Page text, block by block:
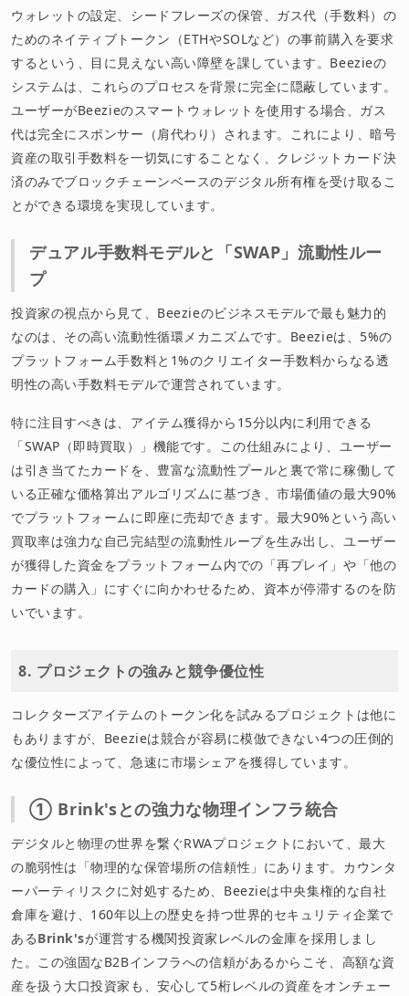
ウォレットの設定、シードフレーズの保管、ガス代（手数料）の
ためのネイティブトークン（ETHやSOLなど）の事前購入を要求
するという、目に見えない高い障壁を課しています。Beezieの
システムは、これらのプロセスを背景に完全に隠蔽しています。
ユーザーがBeezieのスマートウォレットを使用する場合、ガス
代は完全にスポンサー（肩代わり）されます。これにより、暗号
資産の取引手数料を一切気にすることなく、クレジットカード決
済のみでブロックチェーンベースのデジタル所有権を受け取るこ
とができる環境を実現しています。
デュアル手数料モデルと「SWAP」流動性ルー
プ
投資家の視点から見て、Beezieのビジネスモデルで最も魅力的
なのは、その高い流動性循環メカニズムです。Beezieは、5%の
プラットフォーム手数料と1%のクリエイター手数料からなる透
明性の高い手数料モデルで運営されています。
特に注目すべきは、アイテム獲得から15分以内に利用できる
「SWAP（即時買取）」機能です。この仕組みにより、ユーザー
は引き当てたカードを、豊富な流動性プールと裏で常に稼働して
いる正確な価格算出アルゴリズムに基づき、市場価値の最大90%
でプラットフォームに即座に売却できます。最大90%という高い
買取率は強力な自己完結型の流動性ループを生み出し、ユーザー
が獲得した資金をプラットフォーム内での「再プレイ」や「他の
カードの購入」にすぐに向かわせるため、資本が停滞するのを防
いでいます。
8. プロジェクトの強みと競争優位性
コレクターズアイテムのトークン化を試みるプロジェクトは他に
もありますが、Beezieは競合が容易に模倣できない4つの圧倒的
な優位性によって、急速に市場シェアを獲得しています。
① Brink'sとの強力な物理インフラ統合
デジタルと物理の世界を繋ぐRWAプロジェクトにおいて、最大
の脆弱性は「物理的な保管場所の信頼性」にあります。カウンタ
ーパーティリスクに対処するため、Beezieは中央集権的な自社
倉庫を避け、160年以上の歴史を持つ世界的セキュリティ企業で
あるBrink'sが運営する機関投資家レベルの金庫を採用しまし
た。この強固なB2Bインフラへの信頼があるからこそ、高額な資
産を扱う大口投資家も、安心して5桁レベルの資産をオンチェー